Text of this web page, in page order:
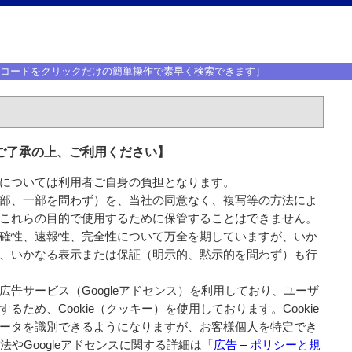
ドをクリックだけの簡単操作で素早く検索できます］
承の上、ご利用ください】
いては利用者ご自身の負担となります。
一部を問わず）を、当社の同意なく、複写等の方法によ
らの目的で使用するために保管することはできません。
、速報性、完全性について万全を期していますが、いか
いかなる表示または保証（明示的、黙示的を問わず）も行
サービス（Googleアドセンス）を利用しており、ユーザ
るため、Cookie（クッキー）を使用しております。Cookie
タを識別できるようになりますが、お客様個人を特定でき
やGoogleアドセンスに関する詳細は「 広告 – ポリシーと規